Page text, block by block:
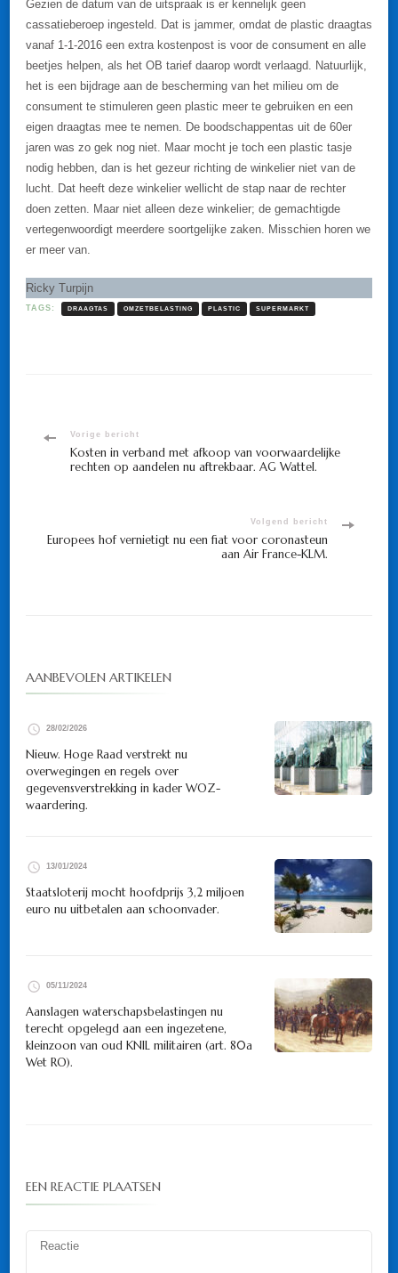
Gezien de datum van de uitspraak is er kennelijk geen
cassatieberoep ingesteld. Dat is jammer, omdat de plastic draagtas
vanaf 1-1-2016 een extra kostenpost is voor de consument en alle
beetjes helpen, als het OB tarief daarop wordt verlaagd. Natuurlijk,
het is een bijdrage aan de bescherming van het milieu om de
consument te stimuleren geen plastic meer te gebruiken en een
eigen draagtas mee te nemen. De boodschappentas uit de 60er
jaren was zo gek nog niet. Maar mocht je toch een plastic tasje
nodig hebben, dan is het gezeur richting de winkelier niet van de
lucht. Dat heeft deze winkelier wellicht de stap naar de rechter
doen zetten. Maar niet alleen deze winkelier; de gemachtigde
vertegenwoordigt meerdere soortgelijke zaken. Misschien horen we
er meer van.
Ricky Turpijn
TAGS: DRAAGTAS OMZETBELASTING PLASTIC SUPERMARKT
Bericht
navigatie
Vorige bericht
Kosten in verband met afkoop van voorwaardelijke
rechten op aandelen nu aftrekbaar. AG Wattel.
Volgend bericht
Europees hof vernietigt nu een fiat voor coronasteun
aan Air France-KLM.
AANBEVOLEN ARTIKELEN
28/02/2026
Nieuw. Hoge Raad verstrekt nu
overwegingen en regels over
gegevensverstrekking in kader WOZ-
waardering.
13/01/2024
Staatsloterij mocht hoofdprijs 3,2 miljoen
euro nu uitbetalen aan schoonvader.
05/11/2024
Aanslagen waterschapsbelastingen nu
terecht opgelegd aan een ingezetene,
kleinzoon van oud KNIL militairen (art. 80a
Wet RO).
EEN REACTIE PLAATSEN